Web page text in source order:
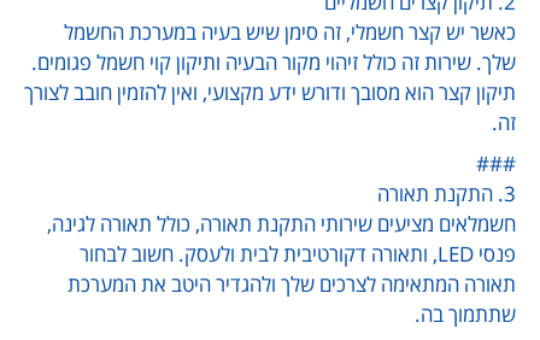
כאשר יש קצר חשמלי, זה סימן שיש בעיה במערכת החשמל
שלך. שירות זה כולל זיהוי מקור הבעיה ותיקון קוי חשמל פגומים.
תיקון קצר הוא מסובך ודורש ידע מקצועי, ואין להזמין חובב לצורך
זה.
###
3. התקנת תאורה
חשמלאים מציעים שירותי התקנת תאורה, כולל תאורה לגינה,
פנסי LED, ותאורה דקורטיבית לבית ולעסק. חשוב לבחור
תאורה המתאימה לצרכים שלך ולהגדיר היטב את המערכת
שתתמוך בה.